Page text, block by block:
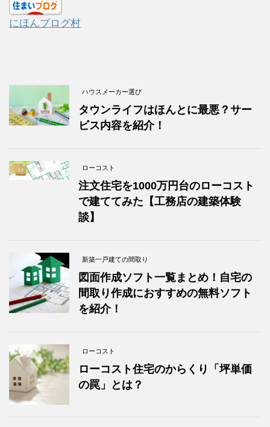
にほんブログ村
ハウスメーカー選び
タウンライフはほんとに最悪？サー
ビス内容を紹介！
ローコスト
注文住宅を1000万円台のローコスト
で建ててみた【工務店の建築体験
談】
新築一戸建ての間取り
図面作成ソフト一覧まとめ！自宅の
間取り作成におすすめの無料ソフト
を紹介！
ローコスト
ローコスト住宅のからくり「坪単価
の罠」とは？